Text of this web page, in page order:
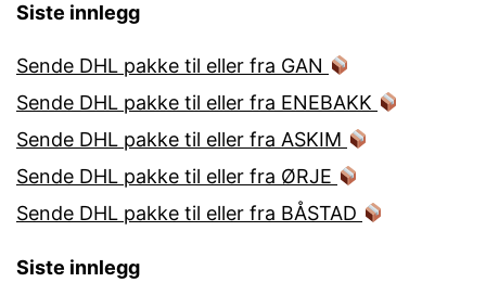
Siste innlegg
Sende DHL pakke til eller fra GAN
Sende DHL pakke til eller fra ENEBAKK
Sende DHL pakke til eller fra ASKIM
Sende DHL pakke til eller fra ØRJE
Sende DHL pakke til eller fra BÅSTAD
Siste innlegg